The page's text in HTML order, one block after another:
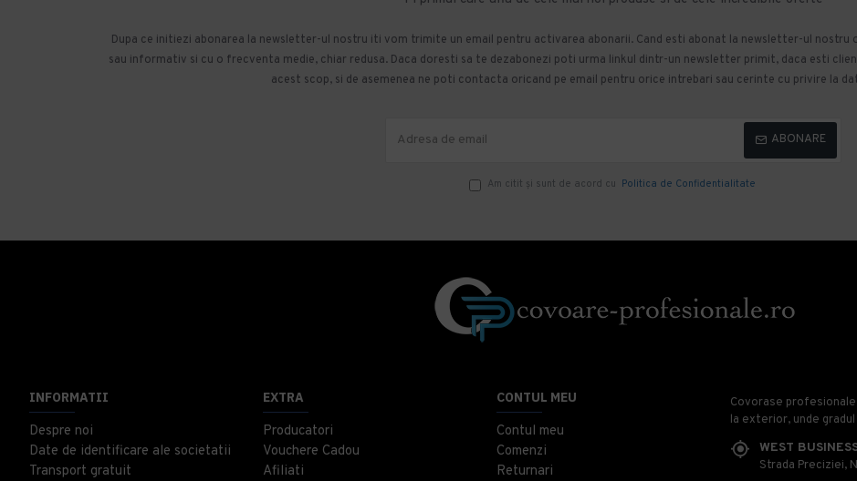
Dupa ce initiezi abonarea la newsletter-ul nostru iti vom trimite un email pentru activarea abonarii. Cand esti abonat la newsletter-ul
sau informativ si cu o frecventa medie, chiar redusa. Daca doresti sa te dezabonezi poti urma linkul dintr-un newsletter primit, daca esti
acest scop, si de asemenea ne poti contacta oricand pe email pentru orice intrebari sau cerinte cu privire la
ABONARE
Am citit şi sunt de acord cu Politica de Confidentialitate
INFORMATII
Despre noi
Date de identificare ale societatii
Transport gratuit
EXTRA
Producatori
Vouchere Cadou
Afiliati
CONTUL MEU
Contul meu
Comenzi
Returnari
Covorase
la exterior, unde
WEST
Strada Preciziei,